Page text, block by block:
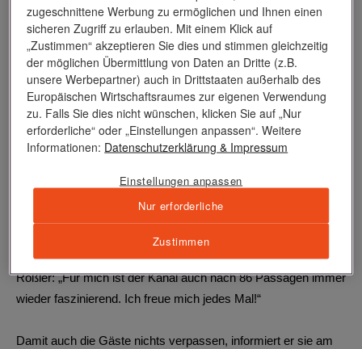
Auf dem Freideck durch den
Zu den nautischen Höhepunkten einer jeden Südamerika-
Reise zählt der Panamakanal. Die Schleusenpassage, die
Fahrt durch den Gaillard Cut und den Gatun-See erfordern
höchste Aufmerksamkeit. Genau das Richtige für Kapitän
Rößler:„Für mich ist der Kanal auch nach 86 Passagen immer
wieder faszinierend. Ich freue mich jedes Mal!“
Damit auch die Gäste nichts verpassen, informiert er sie am
zugeschnittene Werbung zu ermöglichen und Ihnen einen
sicheren Zugriff zu erlauben. Mit einem Klick auf
„Zustimmen“ akzeptieren Sie dies und stimmen gleichzeitig
der möglichen Übermittlung von Daten an Dritte (z.B.
unsere Werbepartner) auch in Drittstaaten außerhalb des
Europäischen Wirtschaftsraumes zur eigenen Verwendung
zu. Falls Sie dies nicht wünschen, klicken Sie auf „Nur
erforderliche“ oder „Einstellungen anpassen“. Weitere
Informationen: Datenschutzerklärung & Impressum
Einstellungen anpassen
Nur erforderliche
Zustimmen